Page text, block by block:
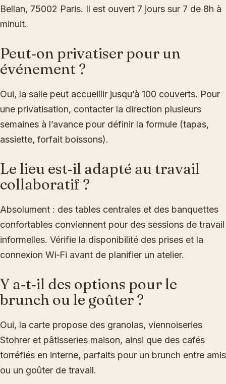
Bellan, 75002 Paris. Il est ouvert 7 jours sur 7 de 8h à
minuit.
Peut‑on privatiser pour un
événement ?
Oui, la salle peut accueillir jusqu’à 100 couverts. Pour
une privatisation, contacter la direction plusieurs
semaines à l’avance pour définir la formule (tapas,
assiette, forfait boissons).
Le lieu est‑il adapté au travail
collaboratif ?
Absolument : des tables centrales et des banquettes
confortables conviennent pour des sessions de travail
informelles. Vérifie la disponibilité des prises et la
connexion Wi‑Fi avant de planifier un atelier.
Y a‑t‑il des options pour le
brunch ou le goûter ?
Oui, la carte propose des granolas, viennoiseries
Stohrer et pâtisseries maison, ainsi que des cafés
torréfiés en interne, parfaits pour un brunch entre amis
ou un goûter de travail.